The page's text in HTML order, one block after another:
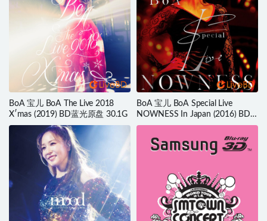
BoA 宝儿 BoA The Live 2018
X′mas (2019) BD蓝光原盘 30.1G
BoA 宝儿 BoA Special Live
NOWNESS In Japan (2016) BD
蓝光原盘 34.6G